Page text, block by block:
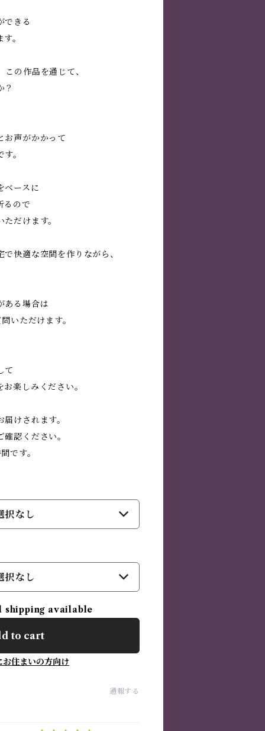
できる
。
の作品を通じて、
？
お声がかかって
。
ベースに
るので
だけます。
快適な空間を作りながら、
ある場合は
いただけます。
て
楽しみください。
けされます。
認ください。
です。
択なし
択なし
available
to cart
お住まいの方向け
通報する